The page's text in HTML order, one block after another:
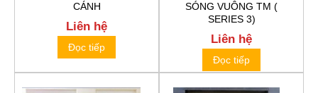
CÁNH
Liên hệ
Đọc tiếp
SÓNG VUÔNG TM (
SERIES 3)
Liên hệ
Đọc tiếp